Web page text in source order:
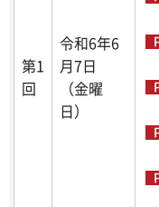
第1
回
令和6年6
月7日
（金曜
日）